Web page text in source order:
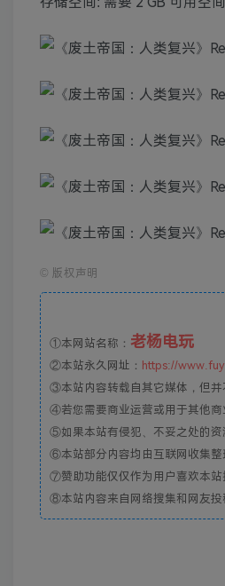
© 版权声明
①本网站名称： 老杨电玩
②本站永久网址： https://
③本站内容转载自其它媒体，但并
④若您需要商业运营或用于其他商
⑤如果本站有侵犯、不妥之处的资
⑥本站部分内容均由互联网收集整
⑦赞助功能仅仅作为用户喜欢本站
⑧本站内容来自网络搜集和网友投